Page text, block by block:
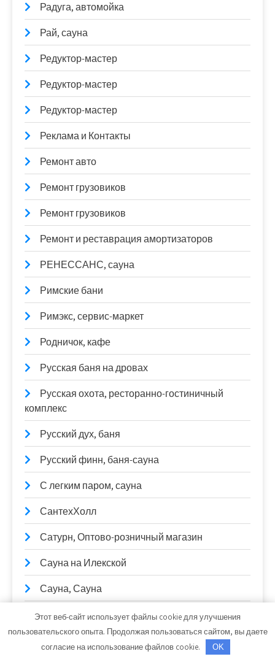
Радуга, автомойка
Рай, сауна
Редуктор-мастер
Редуктор-мастер
Редуктор-мастер
Реклама и Контакты
Ремонт авто
Ремонт грузовиков
Ремонт грузовиков
Ремонт и реставрация амортизаторов
РЕНЕССАНС, сауна
Римские бани
Римэкс, сервис-маркет
Родничок, кафе
Русская баня на дровах
Русская охота, ресторанно-гостиничный
комплекс
Русский дух, баня
Русский финн, баня-сауна
С легким паром, сауна
СантехХолл
Сатурн, Оптово-розничный магазин
Сауна на Илекской
Сауна, Сауна
Сауна, Сауна
Этот веб-сайт использует файлы cookie для улучшения
пользовательского опыта. Продолжая пользоваться сайтом, вы даете
согласие на использование файлов cookie.
OK